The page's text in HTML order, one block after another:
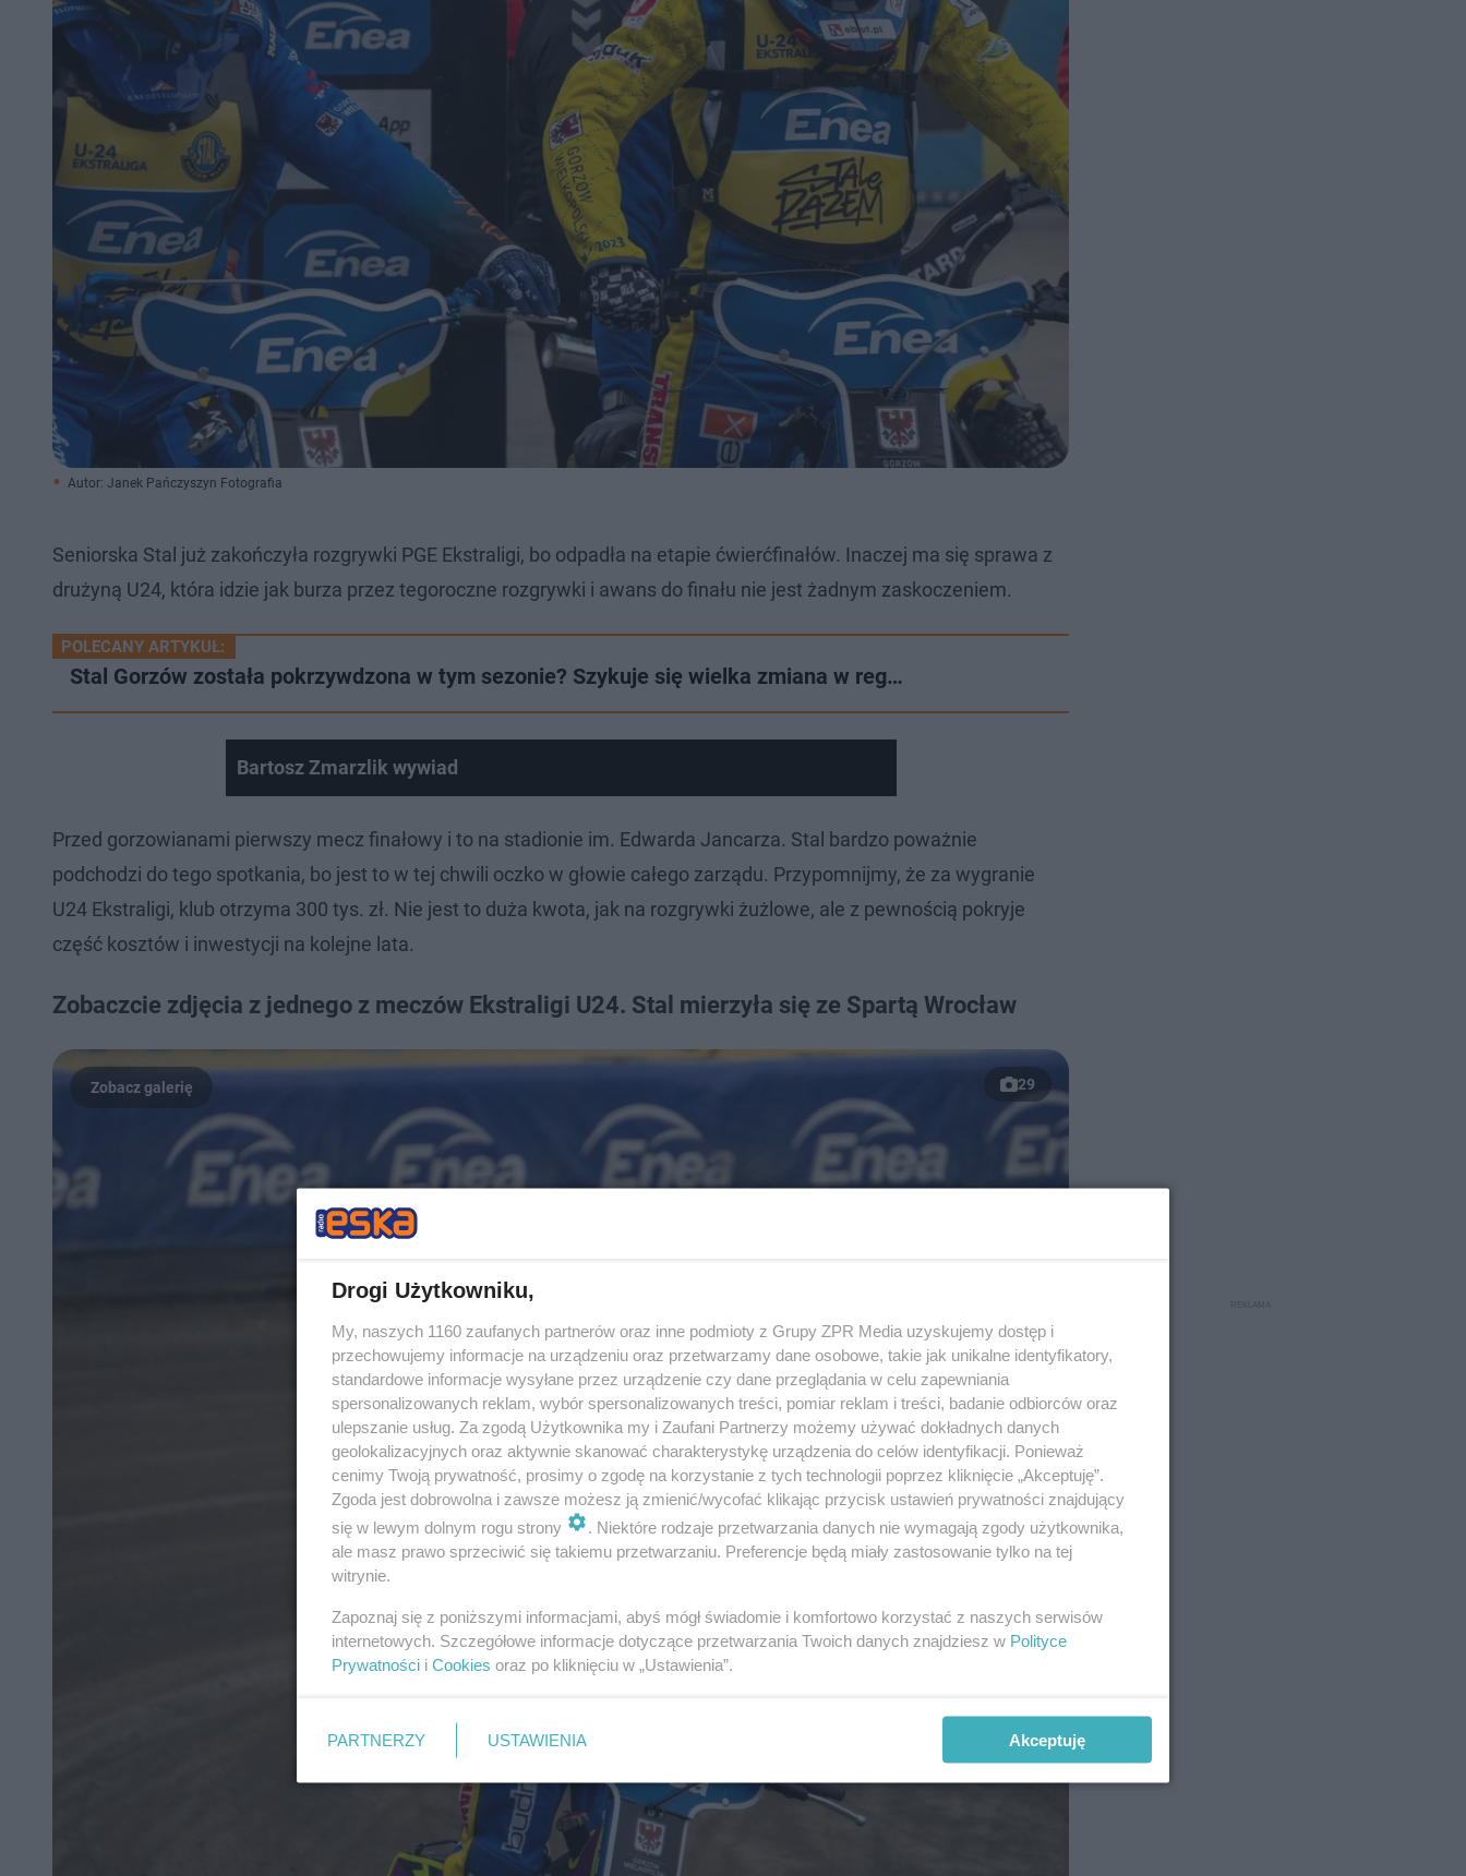
Autor: Janek Pańczyszyn Fotografia
Seniorska Stal już zakończyła rozgrywki PGE Ekstraligi, bo odpadła na etapie ćwierćfinałów. Inaczej ma się sprawa z
drużyną U24, która idzie jak burza przez tegoroczne rozgrywki i awans do finału nie jest żadnym zaskoczeniem.
POLECANY ARTYKUŁ:
Stal Gorzów została pokrzywdzona w tym sezonie? Szykuje się wielka zmiana w reg…
Bartosz Zmarzlik wywiad
Przed gorzowianami pierwszy mecz finałowy i to na stadionie im. Edwarda Jancarza. Stal bardzo poważnie
podchodzi do tego spotkania, bo jest to w tej chwili oczko w głowie całego zarządu. Przypomnijmy, że za wygranie
U24 Ekstraligi, klub otrzyma 300 tys. zł. Nie jest to duża kwota, jak na rozgrywki żużlowe, ale z pewnością pokryje
część kosztów i inwestycji na kolejne lata.
Zobaczcie zdjęcia z jednego z meczów Ekstraligi U24. Stal mierzyła się ze Spartą Wrocław
29
Drogi Użytkowniku,
My, naszych 1160 zaufanych partnerów oraz inne podmioty z Grupy ZPR Media uzyskujemy dostęp i
przechowujemy informacje na urządzeniu oraz przetwarzamy dane osobowe, takie jak unikalne identyfikatory,
standardowe informacje wysyłane przez urządzenie czy dane przeglądania w celu zapewniania
spersonalizowanych reklam, wybór spersonalizowanych treści, pomiar reklam i treści, badanie odbiorców oraz
ulepszanie usług. Za zgodą Użytkownika my i Zaufani Partnerzy możemy używać dokładnych danych
geolokalizacyjnych oraz aktywnie skanować charakterystykę urządzenia do celów identyfikacji. Ponieważ
cenimy Twoją prywatność, prosimy o zgodę na korzystanie z tych technologii poprzez kliknięcie „Akceptuję”.
Zgoda jest dobrowolna i zawsze możesz ją zmienić/wycofać klikając przycisk ustawień prywatności znajdujący
się w lewym dolnym rogu strony
. Niektóre rodzaje przetwarzania danych nie wymagają zgody użytkownika,
ale masz prawo sprzeciwić się takiemu przetwarzaniu. Preferencje będą miały zastosowanie tylko na tej
witrynie.
Zapoznaj się z poniższymi informacjami, abyś mógł świadomie i komfortowo korzystać z naszych serwisów
internetowych. Szczegółowe informacje dotyczące przetwarzania Twoich danych znajdziesz w Polityce
Prywatności i Cookies oraz po kliknięciu w „Ustawienia”.
PARTNERZY USTAWIENIA Akceptuję